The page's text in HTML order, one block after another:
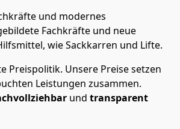
und modernes
Fachkräfte und neue
wie Sackkarren und Lifte.
Preispolitik. Unsere Preise setzen
Leistungen zusammen.
und transparent